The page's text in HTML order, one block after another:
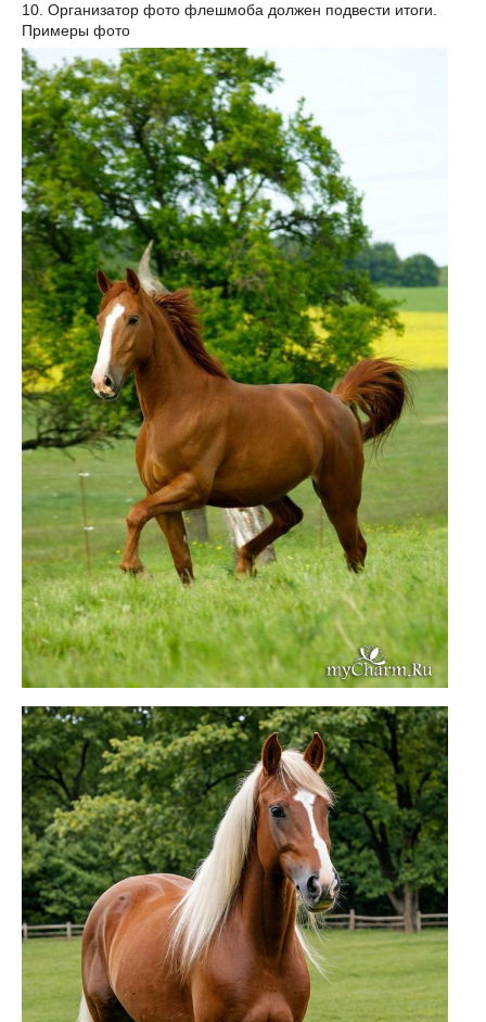
10. Организатор фото флешмоба должен подвести итоги.
Примеры фото